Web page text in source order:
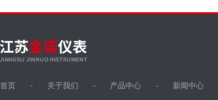
首页 关于我们 产品中心 新闻中心